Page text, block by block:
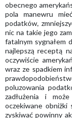
obecnego
pola manewru
podatków,
nic na takie jego
fatalnym sygnałem
najlepszą receptą
oczywiście
wraz ze spadkiem
poluzowania
zadłużenia i
oczekiwane obniżki
zyskiwać powinny